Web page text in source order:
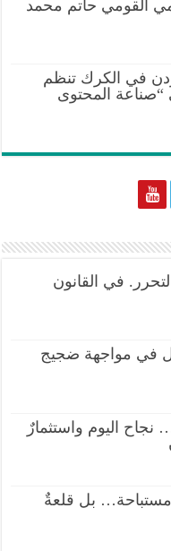
القومي حاتم محمد
في الكرك تنظم
المحتوى
في القانون
في مواجهة ضجيج
نجاح اليوم واستثمارٌ
بل قلعةٌ